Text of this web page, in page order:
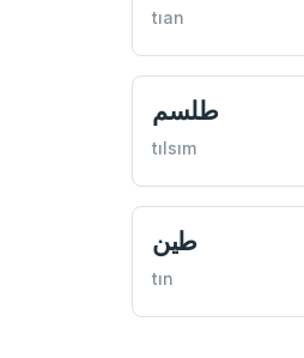
tıan
طلسم
tılsım
طين
tın